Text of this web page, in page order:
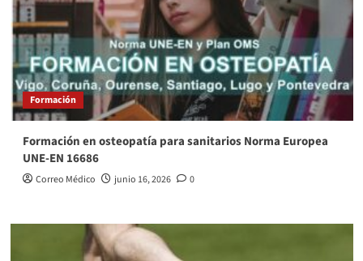
Formación
Formación en osteopatía para sanitarios Norma Europea
UNE-EN 16686
Correo Médico junio 16, 2026 0